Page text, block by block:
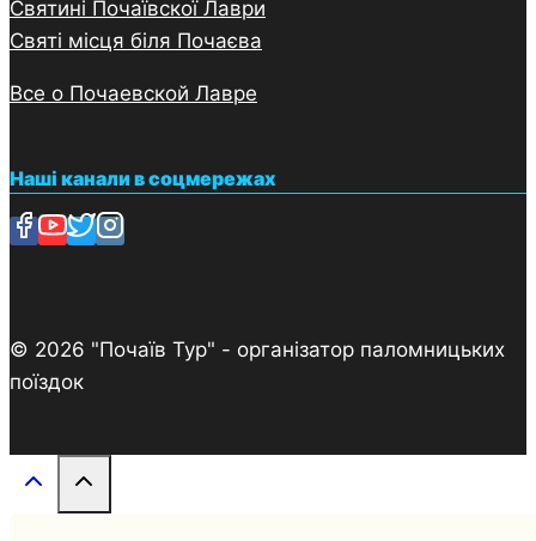
Святині Почаївскої Лаври
Святі місця біля Почаєва
Все о Почаевской Лавре
Наші канали в соцмережах
© 2026 "Почаїв Тур" - організатор паломницьких
поїздок